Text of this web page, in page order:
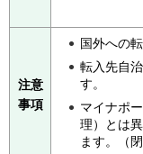
注意
事項
国外への
転入先自
す。
マイナポ
理）とは
ます。（